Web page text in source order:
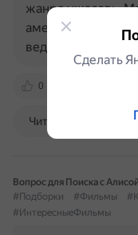
0
жанре ужасов;
американский
ведьмы» (2024) —
Читать далее
Вопрос для Поиска с Алисой
#Подборки
#Фильмы
#ИнтересныеФильмы
Сделать